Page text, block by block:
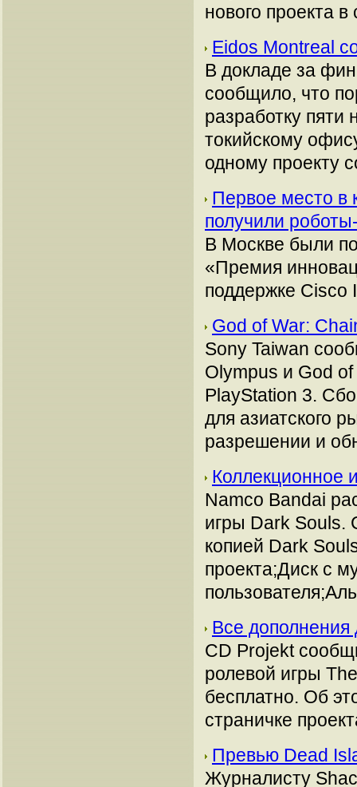
нового проекта
Eidos Montreal
В докладе за
сообщило, что
разработку
токийскому
одному проекту
Первое место в
получили
В Москве были
«Премия
поддержке Cisco
God of War:
Sony Taiwan
Olympus и God
PlayStation 3.
для азиатского
разрешении и
Коллекционное
Namco Bandai
игры Dark Souls.
копией Dark
проекта;Диск с
Все
CD Projekt
ролевой игры
бесплатно. Об
страничке
Превью Dead
Журналисту